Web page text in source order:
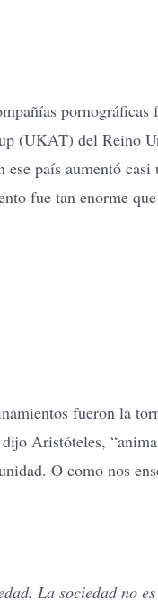
(UKAT) del Reino
país aumentó
fue tan enorme
fueron la
Aristóteles,
O como nos
La sociedad no